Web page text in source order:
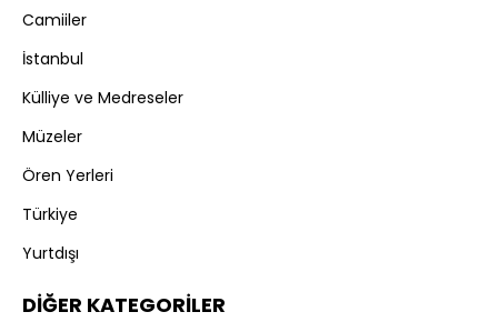
Camiiler
İstanbul
Külliye ve Medreseler
Müzeler
Ören Yerleri
Türkiye
Yurtdışı
DİĞER KATEGORİLER